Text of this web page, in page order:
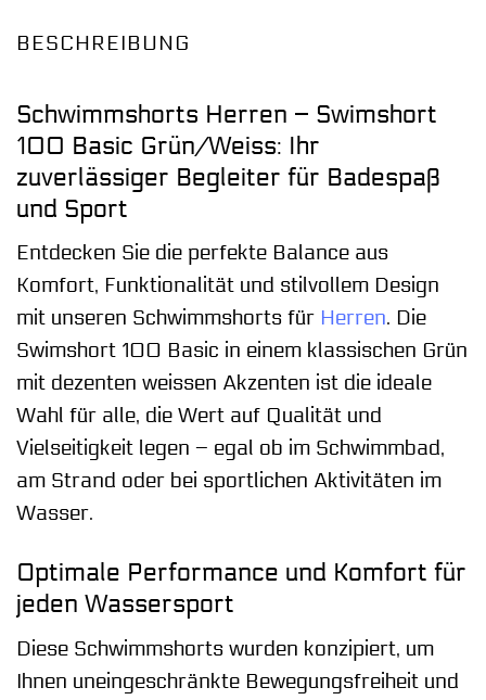
BESCHREIBUNG
Schwimmshorts Herren – Swimshort
100 Basic Grün/Weiss: Ihr
zuverlässiger Begleiter für Badespaß
und Sport
Entdecken Sie die perfekte Balance aus
Komfort, Funktionalität und stilvollem Design
mit unseren Schwimmshorts für Herren. Die
Swimshort 100 Basic in einem klassischen Grün
mit dezenten weissen Akzenten ist die ideale
Wahl für alle, die Wert auf Qualität und
Vielseitigkeit legen – egal ob im Schwimmbad,
am Strand oder bei sportlichen Aktivitäten im
Wasser.
Optimale Performance und Komfort für
jeden Wassersport
Diese Schwimmshorts wurden konzipiert, um
Ihnen uneingeschränkte Bewegungsfreiheit und